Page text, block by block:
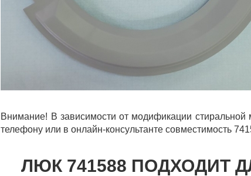
Внимание! В зависимости от модификации
телефону или в онлайн-консультанте совместимость
ЛЮК 741588 ПОДХОДИТ